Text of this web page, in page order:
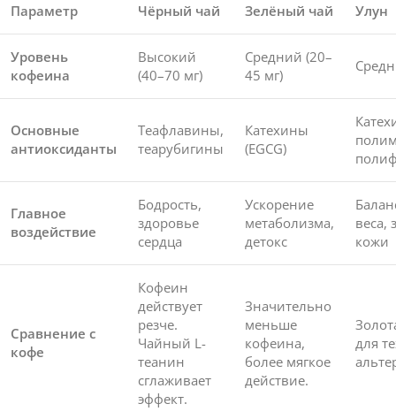
Параметр Чёрный чай Зелёный чай Улун
Уровень
кофеина
Высокий
(40–70 мг)
Средний (20–
45 мг)
Основные
антиоксиданты
Теафлавины,
теарубигины
Катехины
(EGCG)
Главное
воздействие
Бодрость,
здоровье
сердца
Ускорение
метаболизма,
детокс
веса,
кожи
Сравнение с
кофе
Кофеин
действует
резче.
Чайный L-
теанин
сглаживает
эффект.
Значительно
меньше
кофеина,
более мягкое
действие.
для